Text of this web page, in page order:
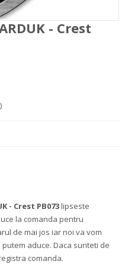
- Crest
- Crest PB073lipseste
la comanda pentru
de mai jos iar noi va vom
aduce. Daca sunteti de
comanda.